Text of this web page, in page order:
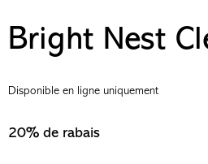
Bright Nest
Disponible en ligne uniquement
20% de rabais